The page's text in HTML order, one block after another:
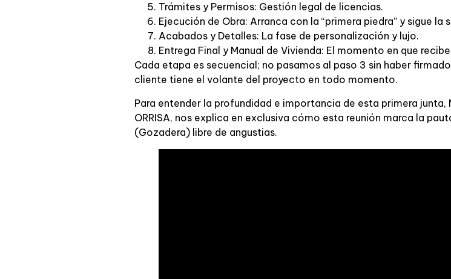
Trámites y Permisos: Gestión legal de licencias.
Ejecución de Obra: Arranca con la “primera piedra” y sigue la
Acabados y Detalles: La fase de personalización y lujo.
Entrega Final y Manual de Vivienda: El momento en que
Cada etapa es secuencial; no pasamos al paso 3 sin haber
cliente tiene el volante del proyecto en todo momento.
Para entender la profundidad e importancia de esta primera
ORRISA, nos explica en exclusiva cómo esta reunión marca la
(Gozadera) libre de angustias.